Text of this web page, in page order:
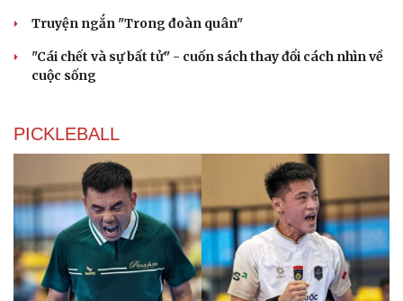
Cải chính
Truyện ngắn "Trong đoàn quân"
"Cái chết và sự bất tử" - cuốn sách thay đổi cách nhìn về
cuộc sống
PICKLEBALL